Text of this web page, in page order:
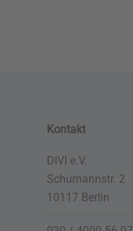
Kontakt
DIVI e.V.
Schumannstr. 2
10117 Berlin